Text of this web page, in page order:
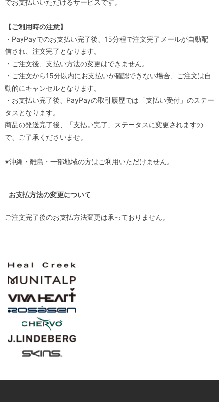
でお支払いいただけるサービスです。
【ご利用時の注意】
・PayPayでのお支払い完了後、15分程で注文完了メールが自動配
信され、注文完了となります。
・ご注文後、支払い方法の変更はできません。
・ご注文から15分以内にお支払いが確認できない場合、ご注文は自
動的にキャンセルとなります。
・お支払い完了後、PayPayの取引履歴では「支払い受付」のステー
タスとなります。
商品の発送完了後、「支払い完了」ステータスに変更されますの
で、ご了承くださいませ。
※沖縄・離島・一部地域の方はご利用いただけません。
お支払方法の変更について
ご注文完了後のお支払方法変更は承っておりません。